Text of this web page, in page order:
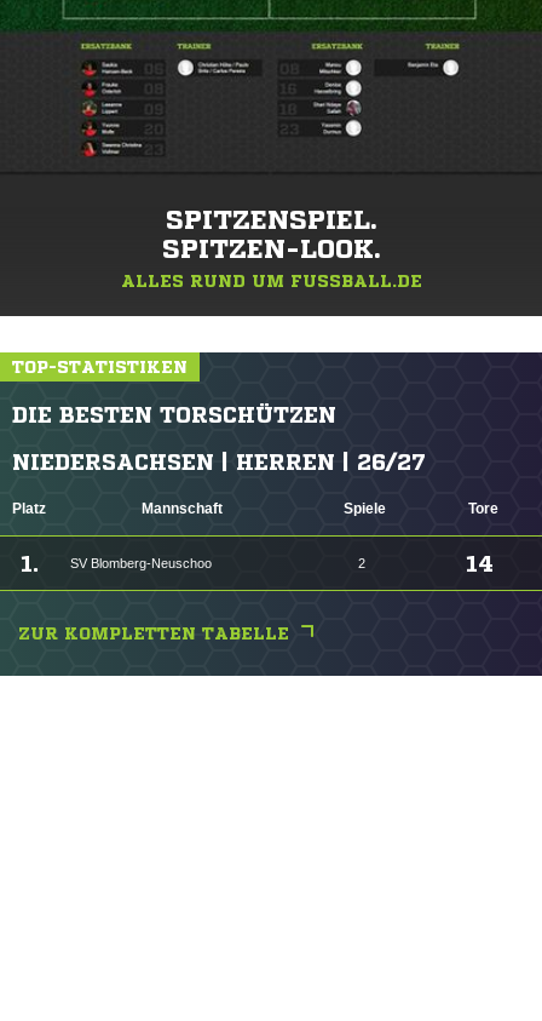
SPITZENSPIEL.
SPITZEN-LOOK.
ALLES RUND UM FUSSBALL.DE
TOP-STATISTIKEN
DIE BESTEN TORSCHÜTZEN
NIEDERSACHSEN | HERREN | 26/27
Platz Mannschaft Spiele Tore
1. SV Blomberg-Neuschoo 2 14
ZUR KOMPLETTEN TABELLE